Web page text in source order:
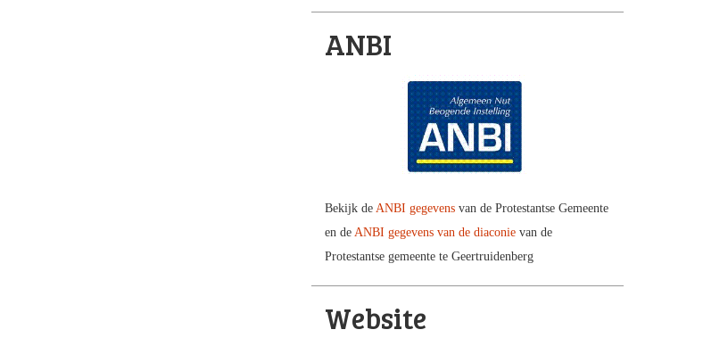
ANBI
Bekijk de ANBI gegevens van de Protestantse Gemeente
en de ANBI gegevens van de diaconie van de
Protestantse gemeente te Geertruidenberg
Website